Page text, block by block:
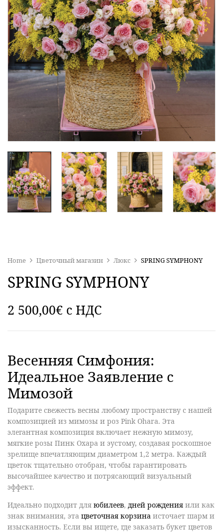
Home Цветочный магазин Люкс SPRING SYMPHONY
SPRING SYMPHONY
2 500,00€ c НДС
Весенняя Симфония:
Идеальное Заявление с
Мимозой
Подарите свежесть весны любому пространству с нашей
композицией из мимозы и роз Pink Ohara. Эта
элегантная композиция включает нежную мимозу,
мягкие розы Пинк Охара и эустому, создавая роскошное
зрелище впечатляющим диаметром 1,2 метра. Каждый
цветок тщательно отобран, чтобы гарантировать
высочайшее качество и потрясающий визуальный
эффект.
Идеально подходит для юбилеев, дней рождения или как
знак внимания, эта цветочная корзина источает шарм и
изысканность. Если вы ищете, где заказать букет цветов